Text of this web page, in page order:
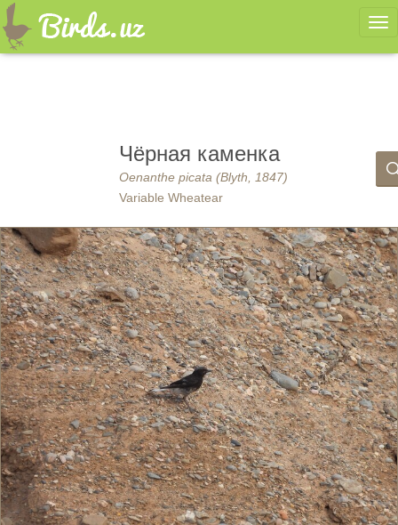
Чёрная каменка
Oenanthe picata (Blyth, 1847)
Variable Wheatear